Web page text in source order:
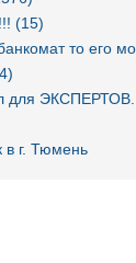
(15)
то его
для
в г. Тюмень